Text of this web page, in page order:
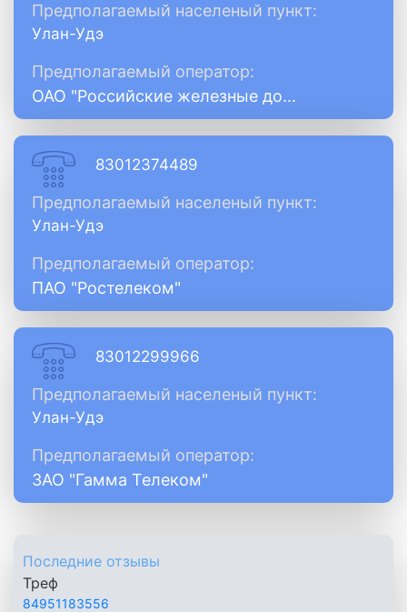
Предполагаемый населеный пункт:
Улан-Удэ
Предполагаемый оператор:
ОАО "Российские железные до...
83012374489
Предполагаемый населеный пункт:
Улан-Удэ
Предполагаемый оператор:
ПАО "Ростелеком"
83012299966
Предполагаемый населеный пункт:
Улан-Удэ
Предполагаемый оператор:
ЗАО "Гамма Телеком"
Последние отзывы
Треф
84951183556